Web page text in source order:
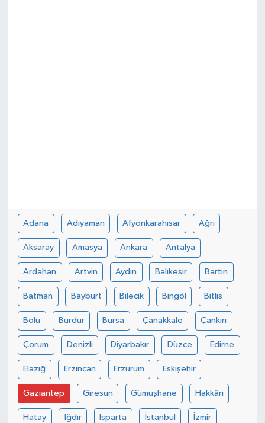
Adana Adıyaman Afyonkarahisar Ağrı
Aksaray Amasya Ankara Antalya
Ardahan Artvin Aydın Balıkesir Bartın
Batman Bayburt Bilecik Bingöl Bitlis
Bolu Burdur Bursa Çanakkale Çankırı
Çorum Denizli Diyarbakır Düzce Edirne
Elazığ Erzincan Erzurum Eskişehir
Gaziantep Giresun Gümüşhane Hakkâri
Hatay Iğdır Isparta İstanbul İzmir